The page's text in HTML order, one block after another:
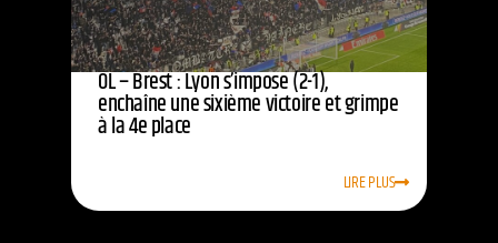
OL – Brest : Lyon s’impose (2-1),
enchaîne une sixième victoire et grimpe
à la 4e place
LIRE PLUS